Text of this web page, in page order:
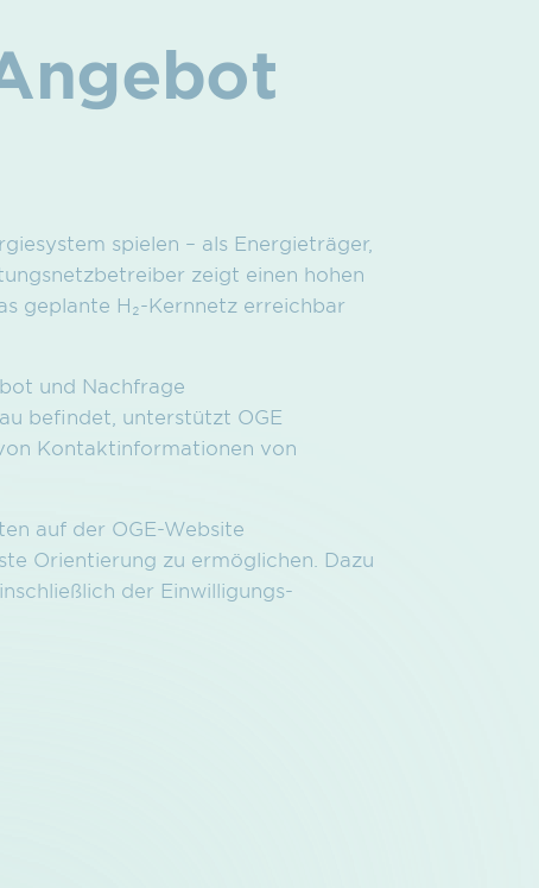
spielen – als Energieträger,
zeigt einen hohen
geplante H₂-Kernnetz erreichbar
und Nachfrage
befindet, unterstützt OGE
Kontaktinformationen von
auf der OGE-Website
Orientierung zu ermöglichen. Dazu
der Einwilligungs­